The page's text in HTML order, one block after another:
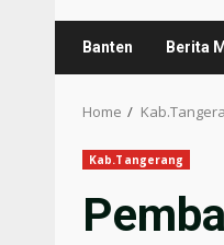
Banten Berita
Home
Kab.Tangerang